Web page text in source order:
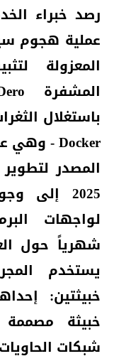
رصد خبراء
عملية هجوم
المعزولة
المشفرة
باستغلال
Docker- وهي
المصدر
لواجهات
شهرياً حول
يستخدم
خبيثتين:
خبيثة
شبكات